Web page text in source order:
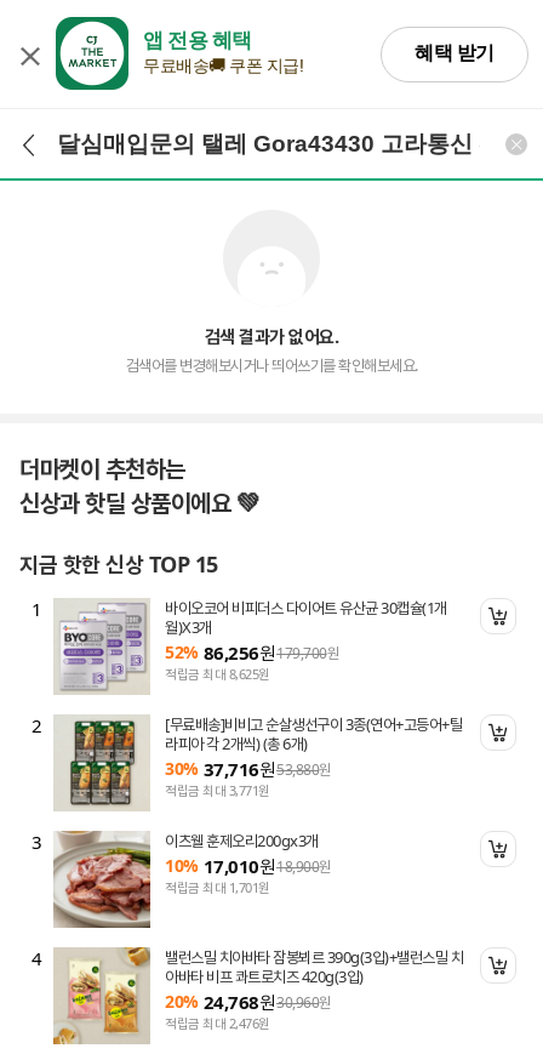
앱 전용 혜택
무료배송🚚 쿠폰 지급!
혜택 받기
검색어 입력 검
검색 결과가 없어요.
검색어를 변경해보시거나 띄어쓰기를 확인해보세요.
더마켓이 추천하는
신상과 핫딜 상품이에요 💚
지금 핫한 신상 TOP 15
담기
담기
담기
담기
1
바이오코어 비피더스 다이어트 유산균 30캡슐(1개
월)X3개
52% 86,256원179,700원
적립금 최대 8,625원
2
[무료배송]비비고 순살생선구이 3종(연어+고등어+틸
라피아 각 2개씩) (총 6개)
30% 37,716원53,880원
적립금 최대 3,771원
3 이츠웰 훈제오리200gx3개
10% 17,010원18,900원
적립금 최대 1,701원
4
밸런스밀 치아바타 잠봉뵈르 390g(3입)+밸런스밀 치
아바타 비프 콰트로치즈 420g(3입)
20% 24,768원30,960원
적립금 최대 2,476원